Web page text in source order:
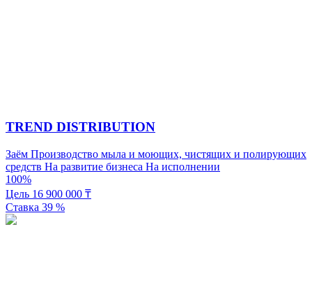
TREND DISTRIBUTION
Заём Производство мыла и моющих, чистящих и полирующих
средств На развитие бизнеса На исполнении
100%
Цель 16 900 000 ₸
Ставка 39 %